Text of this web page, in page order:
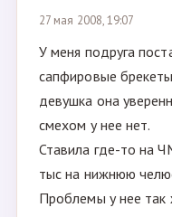
27 мая 2008, 19:07
У меня подруга
сапфировые
девушка она
смехом у нее нет.
Ставила где-то на
тыс на нижнюю
Проблемы у нее так